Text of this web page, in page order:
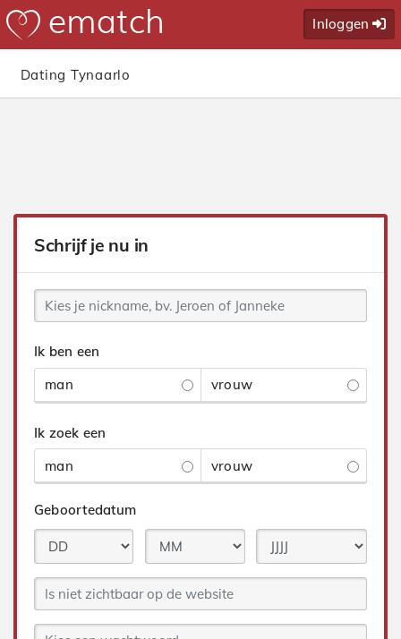
Inloggen
Dating Tynaarlo
Schrijf je nu in
Ik ben een
man
vrouw
Ik zoek een
man
vrouw
Geboortedatum